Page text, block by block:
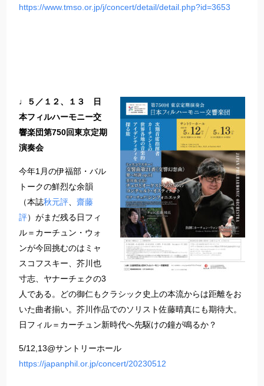
https://www.tmso.or.jp/j/concert/detail/detail.php?id=3653
♩５／１２、１３ 日
本フィルハーモニー交
響楽団第750回東京定期
演奏会
今年1月の伊福部・バル
トークの鮮烈な余韻
（本誌秋元評、 齋藤
評）がまだ残る日フィ
ル＝カーチュン・ウォ
ンが今回挑むのはミャ
スコフスキー、芥川也
寸志、ヤナーチェクの3
人である。どの御仁もクラシック史上の本流からは距離をお
いた曲者揃い。芥川作品でのソリスト佐藤晴真にも期待大。
日フィル＝カーチュン新時代へ先駆けの鐘が鳴るか？
5/12,13@サントリーホール
https://japanphil.or.jp/concert/20230512